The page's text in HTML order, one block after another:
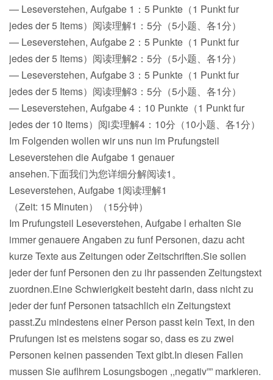
— Leseverstehen, Aufgabe 1：5 Punkte（1 Punkt fur
jedes der 5 Items）阅读理解1：5分（5小题、各1分）
— Leseverstehen, Aufgabe 2：5 Punkte（1 Punkt fur
jedes der 5 Items）阅读理解2：5分（5小题、各1分）
— Leseverstehen, Aufgabe 3：5 Punkte（1 Punkt fur
jedes der 5 Items）阅读理解3：5分（5小题、各1分）
— Leseverstehen, Aufgabe 4：10 Punkte（1 Punkt fur
jedes der 10 Items）阅i卖理解4：10分（10小题、各1分）
Im Folgenden wollen wir uns nun im Prufungsteil
Leseverstehen die Aufgabe 1 genauer
ansehen.下面我们为您详细分解阅读1。
Leseverstehen, Aufgabe 1阅读理解1
（Zeit: 15 Minuten）（15分钟）
Im Prufungsteil Leseverstehen, Aufgabe l erhalten Sie
immer genauere Angaben zu funf Personen, dazu acht
kurze Texte aus Zeitungen oder Zeitschriften.Sie sollen
jeder der funf Personen den zu ihr passenden Zeitungstext
zuordnen.Eine Schwierigkeit besteht darin, dass nicht zu
jeder der funf Personen tatsachlich ein Zeitungstext
passt.Zu mindestens einer Person passt kein Text, in den
Prufungen ist es meistens sogar so, dass es zu zwei
Personen keinen passenden Text gibt.In diesen Fallen
mussen Sie auflhrem Losungsbogen ,,negativ”” markieren.